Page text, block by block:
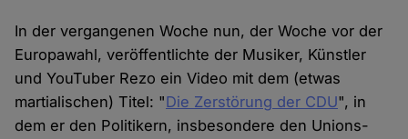
In der vergangenen Woche nun, der Woche vor der
Europawahl, veröffentlichte der Musiker, Künstler
und YouTuber Rezo ein Video mit dem (etwas
martialischen) Titel: "Die Zerstörung der CDU", in
dem er den Politikern, insbesondere den Unions-